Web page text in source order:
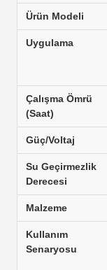
Ürün Modeli
Uygulama
Çalışma Ömrü
(Saat)
Güç/Voltaj
Su Geçirmezlik
Derecesi
Malzeme
Kullanım
Senaryosu